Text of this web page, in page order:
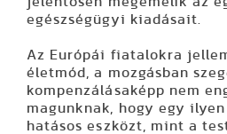
egészségügyi kiadásait.
Az Európái fiatalokra
életmód, a mozgásban
kompenzálásaképp nem
magunknak, hogy egy
hatásos eszközt, mint a